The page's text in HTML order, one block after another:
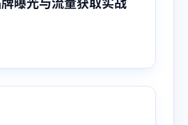
曝光与流量获取实战